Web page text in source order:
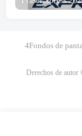
4Fondos de
Derechos de autor